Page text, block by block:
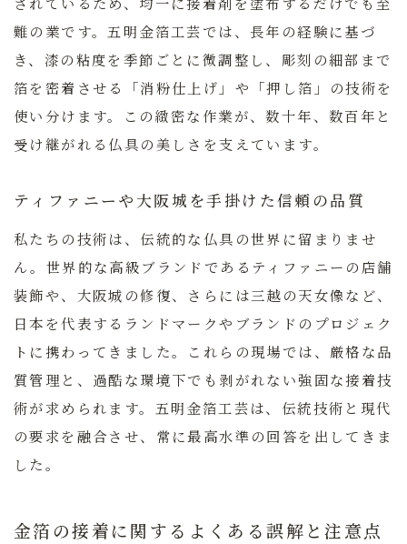
難の業です。五明金箔工芸では、長年の経験に基づ
き、漆の粘度を季節ごとに微調整し、彫刻の細部まで
箔を密着させる「消粉仕上げ」や「押し箔」の技術を
使い分けます。この緻密な作業が、数十年、数百年と
受け継がれる仏具の美しさを支えています。
ティファニーや大阪城を手掛けた信頼の品質
私たちの技術は、伝統的な仏具の世界に留まりませ
ん。世界的な高級ブランドであるティファニーの店舗
装飾や、大阪城の修復、さらには三越の天女像など、
日本を代表するランドマークやブランドのプロジェク
トに携わってきました。これらの現場では、厳格な品
質管理と、過酷な環境下でも剥がれない強固な接着技
術が求められます。五明金箔工芸は、伝統技術と現代
の要求を融合させ、常に最高水準の回答を出してきま
した。
金箔の接着に関するよくある誤解と注意点